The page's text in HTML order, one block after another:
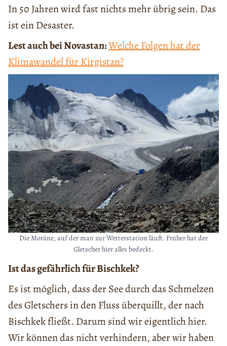
In 50 Jahren wird fast nichts mehr übrig sein. Das
ist ein Desaster.
Lest auch bei Novastan:Welche Folgen hat der
Klimawandel für Kirgistan?
Die Moräne, auf der man zur Wetterstation läuft. Früher hat der
Gletscher hier alles bedeckt.
Ist das gefährlich für Bischkek?
Es ist möglich, dass der See durch das Schmelzen
des Gletschers in den Fluss überquillt, der nach
Bischkek fließt. Darum sind wir eigentlich hier.
Wir können das nicht verhindern, aber wir haben